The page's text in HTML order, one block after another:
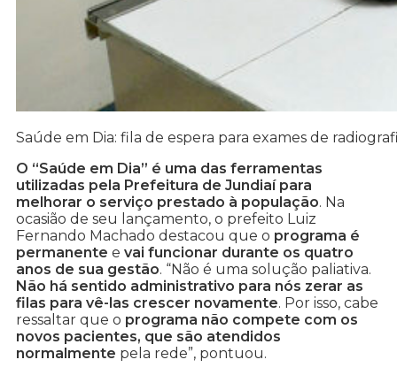
Saúde em Dia: fila de espera para exames de
O “Saúde em Dia” é uma das ferramentas
utilizadas pela Prefeitura de Jundiaí para
melhorar o serviço prestado à população. Na
ocasião de seu lançamento, o prefeito Luiz
Fernando Machado destacou que o programa é
permanente e vai funcionar durante os quatro
anos de sua gestão. “Não é uma solução paliativa.
Não há sentido administrativo para nós zerar as
filas para vê-las crescer novamente. Por isso, cabe
ressaltar que o programa não compete com os
novos pacientes, que são atendidos
normalmente pela rede”, pontuou.